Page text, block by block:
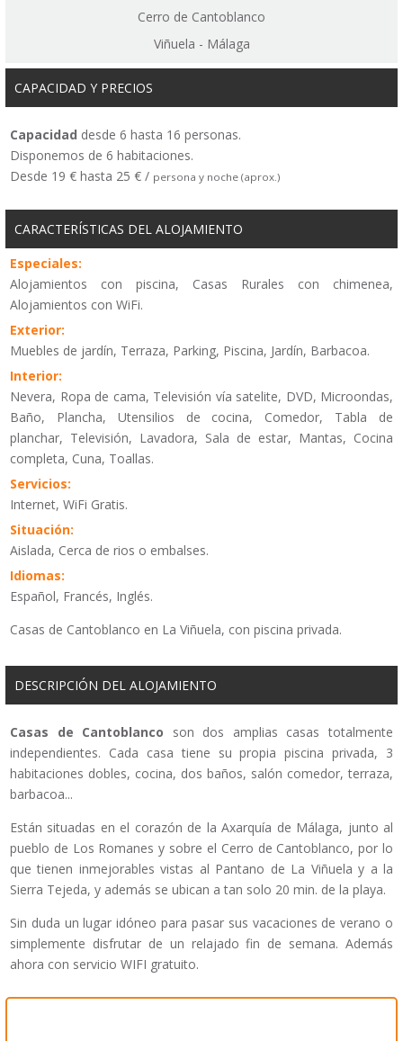
Cerro de Cantoblanco
Viñuela - Málaga
CAPACIDAD Y PRECIOS
Capacidad desde 6 hasta 16 personas.
Disponemos de 6 habitaciones.
Desde 19 € hasta 25 € / persona y noche (aprox.)
CARACTERÍSTICAS DEL ALOJAMIENTO
Especiales:
Alojamientos con piscina, Casas Rurales con chimenea,
Alojamientos con WiFi.
Exterior:
Muebles de jardín, Terraza, Parking, Piscina, Jardín, Barbacoa.
Interior:
Nevera, Ropa de cama, Televisión vía satelite, DVD, Microondas,
Baño, Plancha, Utensilios de cocina, Comedor, Tabla de
planchar, Televisión, Lavadora, Sala de estar, Mantas, Cocina
completa, Cuna, Toallas.
Servicios:
Internet, WiFi Gratis.
Situación:
Aislada, Cerca de rios o embalses.
Idiomas:
Español, Francés, Inglés.
Casas de Cantoblanco en La Viñuela, con piscina privada.
DESCRIPCIÓN DEL ALOJAMIENTO
Casas de Cantoblanco son dos amplias casas totalmente
independientes. Cada casa tiene su propia piscina privada, 3
habitaciones dobles, cocina, dos baños, salón comedor, terraza,
barbacoa...
Están situadas en el corazón de la Axarquía de Málaga, junto al
pueblo de Los Romanes y sobre el Cerro de Cantoblanco, por lo
que tienen inmejorables vistas al Pantano de La Viñuela y a la
Sierra Tejeda, y además se ubican a tan solo 20 min. de la playa.
Sin duda un lugar idóneo para pasar sus vacaciones de verano o
simplemente disfrutar de un relajado fin de semana. Además
ahora con servicio WIFI gratuito.